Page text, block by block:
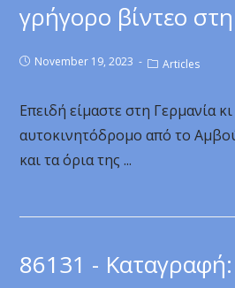
γρήγορο βίντεο
November 19, 2023 Articles
Επειδή είμαστε στη Γερμανία
αυτοκινητόδρομο από το
και τα όρια της ...
86131 - Καταγραφή: